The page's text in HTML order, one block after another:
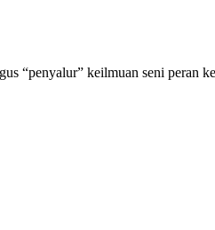
“penyalur” keilmuan seni peran